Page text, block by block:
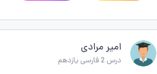
امیر مرادی
درس 2 فارسی یازدهم